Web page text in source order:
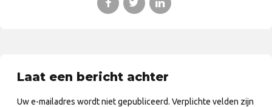
Laat een bericht achter
Uw e-mailadres wordt niet gepubliceerd. Verplichte velden zijn